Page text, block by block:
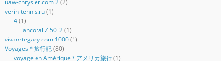
uaw-chrysler.com 2(2)
verin-tennis.ru(1)
4(1)
ancorallZ 50_2(1)
vivaortegacy.com 1000(1)
Voyages＊旅行記(80)
voyage en Amérique＊アメリカ旅行(1)